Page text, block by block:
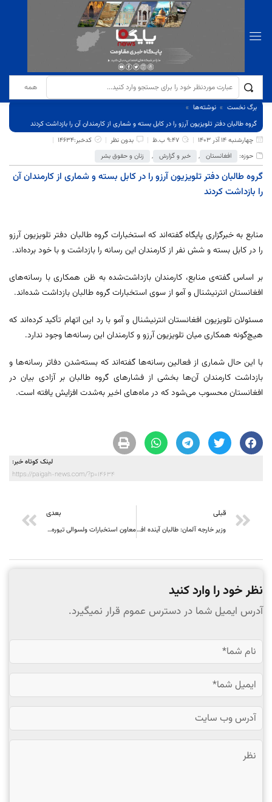
برگ نخست
نوشته‌ها
گروه طالبان دفتر تلویزیون آرزو را در کابل بسته و شماری از کارمندان آن را بازداشت کردند
چهارشنبه 14 آذر 1403
9:47 ب.ظ بدون نظر
کدخبر:14634
حوزه:
افغانستان , خبر و گزارش , زنان و حقوق بشر
گروه طالبان دفتر تلویزیون آرزو را در کابل بسته و شماری از کارمندان آن
را بازداشت کردند
منابع به خبرگزاری پایگاه گفته‌اند که استخبارات گروه طالبان دفتر تلویزیون آرزو
را در کابل بسته و شش نفر از کارمندان این رسانه را بازداشت و با خود برده‌اند.
بر اساس گفته‌ی منابع، کارمندان بازداشت‌شده به ظن همکاری با رسانه‌های
افغانستان انترنیشنال و آمو از سوی استخبارات گروه طالبان بازداشت شده‌اند.
مسئولان تلویزیون افغانستان انترنیشنال و آمو با رد این اتهام تأکید کرده‌اند که
هیچ‌گونه همکاری میان تلویزیون آرزو و کارمندان این رسانه‌ها وجود ندارد.
با این حال شماری از فعالین رسانه‌ها گفته‌اند که بسته‌شدن دفاتر رسانه‌ها و
بازداشت کارمندان آن‌ها بخشی از فشارهای گروه طالبان بر آزادی بیان در
افغانستان محسوب می‌شود که در ماه‌های اخیر به‌شدت افزایش یافته است.
لینک کوتاه خبر:
https://paigah-news.com/?p=14634
قبلی
وزیر خارجه آلمان: طالبان آینده افغانستان را نابود می‌کند
بعدی
معاون استخبارات ولسوالی تیوره غور به‌زور از مردم اسلحه می‌ستاند
نظر خود را وارد کنید
آدرس ایمیل شما در دسترس عموم قرار نمیگیرد.